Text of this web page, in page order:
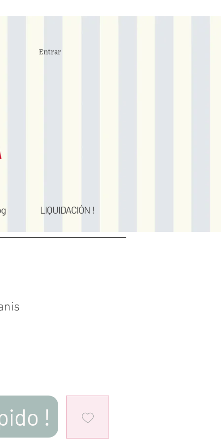
Entrar
LIQUIDACIÓN !
!